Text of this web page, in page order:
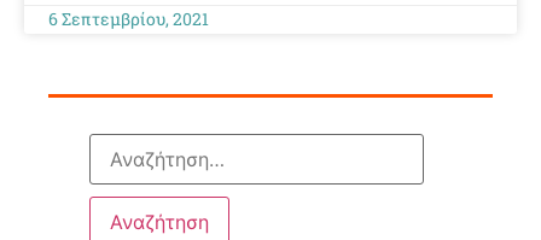
6 Σεπτεμβρίου, 2021